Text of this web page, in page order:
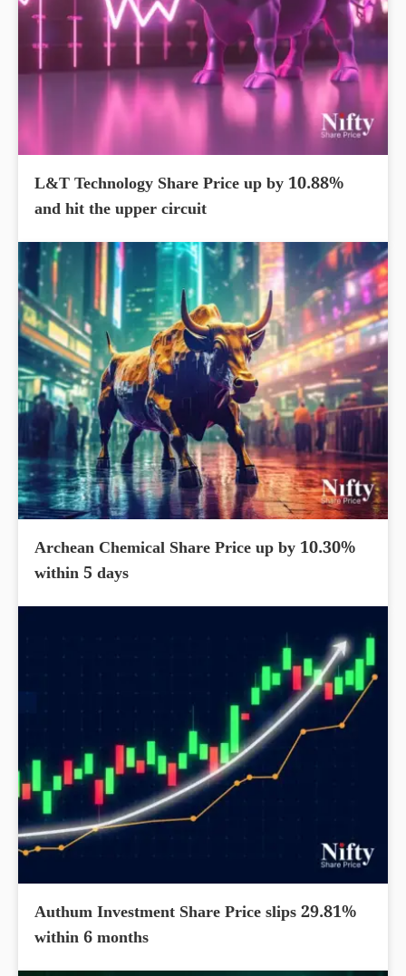
L&T Technology Share Price up by 10.88%
and hit the upper circuit
Archean Chemical Share Price up by 10.30%
within 5 days
Authum Investment Share Price slips 29.81%
within 6 months